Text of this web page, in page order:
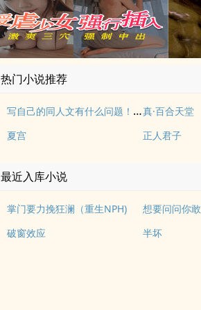
热门小说推荐
写自己的同人文有什么问题！（NP）真·百合天堂
夏宫
正人君子
最近入库小说
掌门要力挽狂澜（重生NPH) 想要问问你
破窗效应
半坏